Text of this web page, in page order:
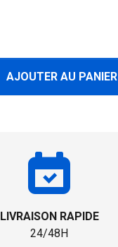
AJOUTER AU PANIER
LIVRAISON RAPIDE
24/48H